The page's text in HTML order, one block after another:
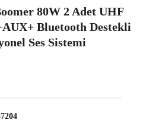
80W 2 Adet UHF
Bluetooth Destekli
Ses Sistemi